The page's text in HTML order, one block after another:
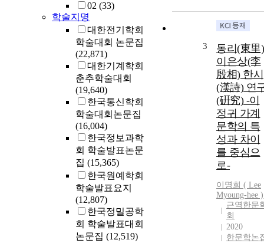
02 (33)
학술지명
대한전기학회
학술대회 논문집
(22,871)
대한기계학회
춘추학술대회
(19,640)
한국통신학회
학술대회논문집
(16,004)
한국정보과학
회 학술발표논문
집 (15,365)
한국원예학회
학술발표요지
(12,807)
한국정밀공학
회 학술발표대회
논문집 (12,519)
3
동리(東里)
이은상(李
殷相) 한시
(漢詩) 연
(硏究) -이
정귀 가계
문학의 특
성과 차이
를 중심으
로-
이명희 ( Lee
Myoung-hee )
근역한문
회
2020
한문학논